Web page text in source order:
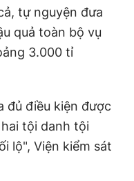
tự nguyện đưa
quả toàn bộ vụ
3.000 tỉ
đủ điều kiện được
tội danh tội
lộ", Viện kiểm sát